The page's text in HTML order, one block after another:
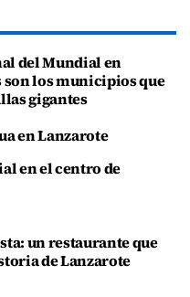
del Mundial en
son los municipios que
gigantes
en Lanzarote
en el centro de
un restaurante que
de Lanzarote